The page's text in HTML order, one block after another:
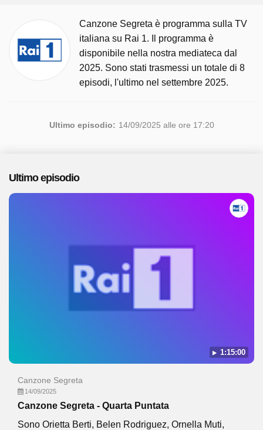
Canzone Segreta è programma sulla TV
italiana su Rai 1. Il programma è
disponibile nella nostra mediateca dal
2025. Sono stati trasmessi un totale di 8
episodi, l'ultimo nel settembre 2025.
Ultimo episodio: 14/09/2025 alle ore 17:20
Ultimo episodio
1:15:00
Canzone Segreta
14/09/2025
Canzone Segreta - Quarta Puntata
Sono Orietta Berti, Belen Rodriguez, Ornella Muti,